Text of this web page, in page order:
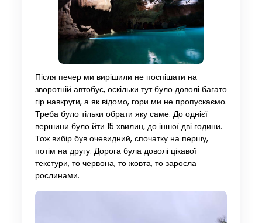
Після печер ми вирішили не поспішати на
зворотній автобус, оскільки тут було доволі багато
гір навкруги, а як відомо, гори ми не пропускаємо.
Треба було тільки обрати яку саме. До однієї
вершини було йти 15 хвилин, до іншої дві години.
Тож вибір був очевидний, спочатку на першу,
потім на другу. Дорога була доволі цікавої
текстури, то червона, то жовта, то заросла
рослинами.